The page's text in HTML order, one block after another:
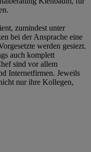
zumindest unter
bei der Ansprache eine
werden gesiezt.
auch komplett
sind vor allem
Internetfirmen. Jeweils
nur ihre Kollegen,